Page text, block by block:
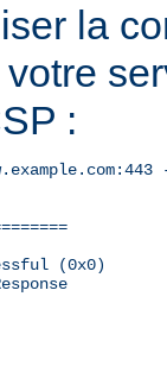
la
:
(0x0)